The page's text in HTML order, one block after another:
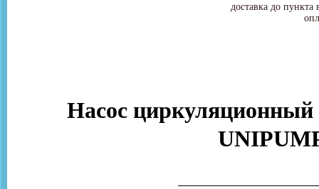
доставка до
Насос циркуляционный